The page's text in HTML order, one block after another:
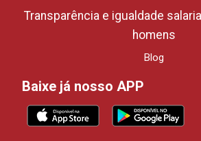
Transparência e igualdade
homens
Blog
Baixe já nosso APP